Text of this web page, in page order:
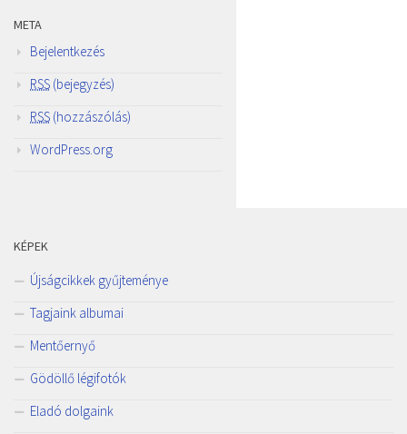
META
Bejelentkezés
RSS (bejegyzés)
RSS (hozzászólás)
WordPress.org
KÉPEK
Újságcikkek gyűjteménye
Tagjaink albumai
Mentőernyő
Gödöllő légifotók
Eladó dolgaink